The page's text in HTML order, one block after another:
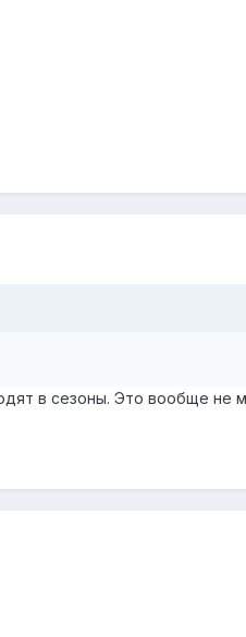
в сезоны. Это вообще не